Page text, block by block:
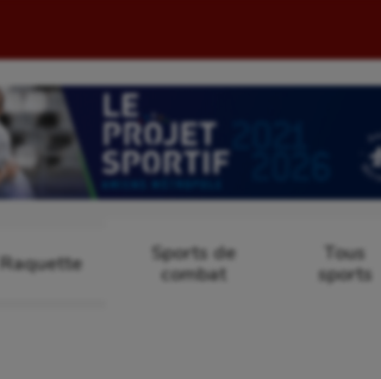
Raquette
Sports de
combat
Tous
sports